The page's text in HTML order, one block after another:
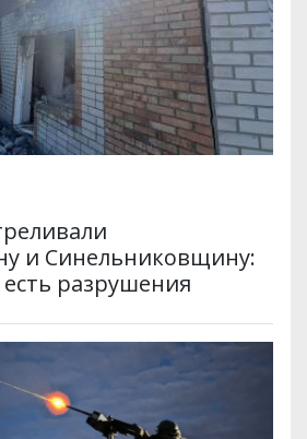
и Синельниковщину:
разрушения